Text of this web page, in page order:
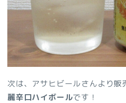
次は、アサヒビールさんより販
麗辛口ハイボールです！